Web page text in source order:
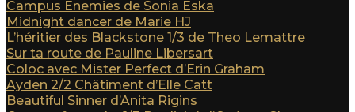
Campus Enemies de Sonia Eska
Midnight dancer de Marie HJ
L’héritier des Blackstone 1/3 de Theo Lemattre
Sur ta route de Pauline Libersart
Coloc avec Mister Perfect d’Erin Graham
Ayden 2/2 Châtiment d’Elle Catt
Beautiful Sinner d’Anita Rigins